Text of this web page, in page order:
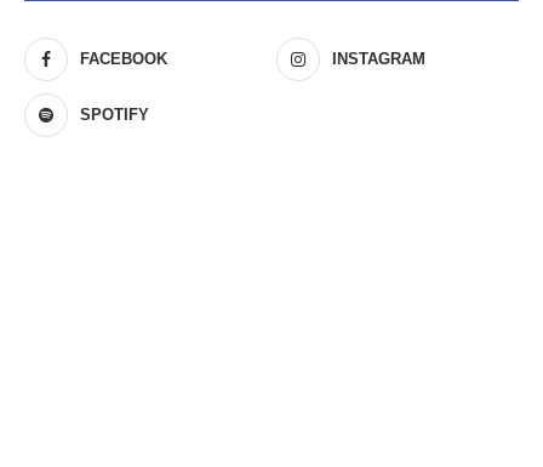
FACEBOOK INSTAGRAM
SPOTIFY